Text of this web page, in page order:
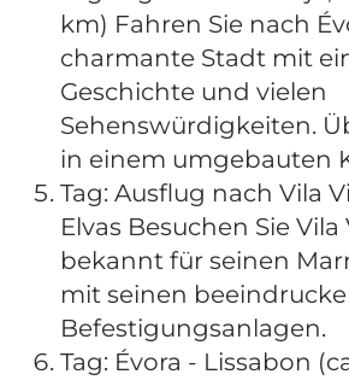
km) Fahren Sie nach
charmante Stadt mit
Geschichte und vielen
Sehenswürdigkeiten.
in einem umgebauten
Tag: Ausflug nach Vila
Elvas Besuchen Sie Vila
bekannt für seinen
mit seinen
Befestigungsanlagen.
Tag: Évora - Lissabon